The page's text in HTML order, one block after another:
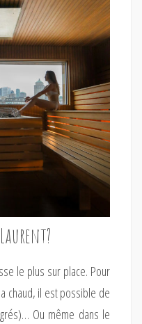
le plus sur place. Pour
chaud, il est possible de
Ou même dans le